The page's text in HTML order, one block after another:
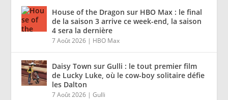
House of the Dragon sur HBO Max : le final
de la saison 3 arrive ce week-end, la saison
4 sera la dernière
7 Août 2026 | HBO Max
Daisy Town sur Gulli : le tout premier film
de Lucky Luke, où le cow-boy solitaire défie
les Dalton
7 Août 2026 |Gulli